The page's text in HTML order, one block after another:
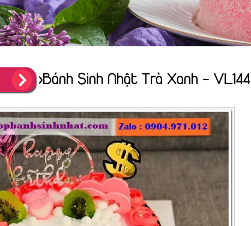
>Bánh Sinh Nhật Trà Xanh - VL144